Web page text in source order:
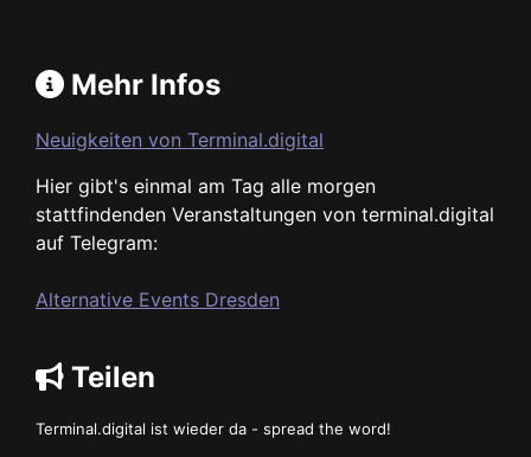
Mehr Infos
Neuigkeiten von Terminal.digital
Hier gibt's einmal am Tag alle morgen
stattfindenden Veranstaltungen von terminal.digital
auf Telegram:
Alternative Events Dresden
Teilen
Terminal.digital ist wieder da - spread the word!